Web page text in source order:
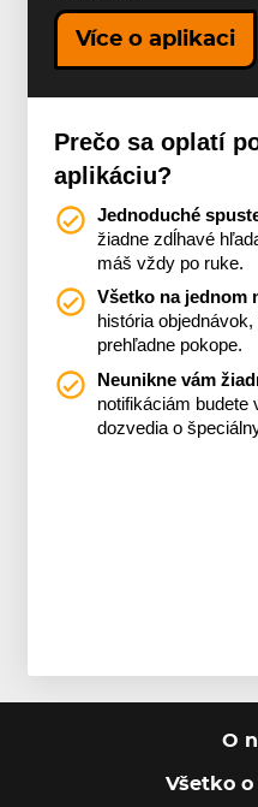
Více o aplikaci
Prečo sa oplatí
aplikáciu?
Jednoduché
žiadne zdĺhavé
máš vždy po ruke.
Všetko na jednom
história
prehľadne pokope.
Neunikne vám
notifikáciám
dozvedia o
O
Všetko